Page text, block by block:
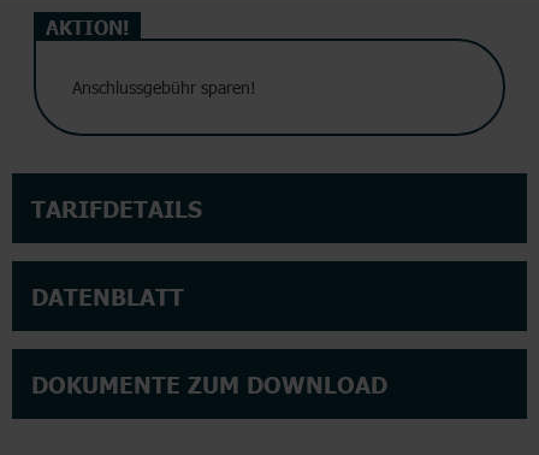
AKTION!
Anschlussgebühr sparen!
TARIFDETAILS
DATENBLATT
DOKUMENTE ZUM DOWNLOAD